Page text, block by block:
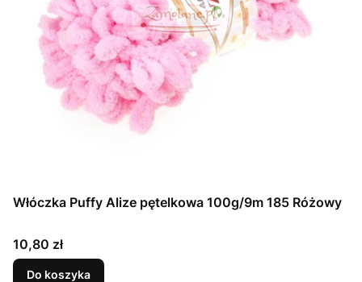
Włóczka Puffy Alize pętelkowa 100g/9m 185 Różowy
Cena
10,80 zł
Do koszyka